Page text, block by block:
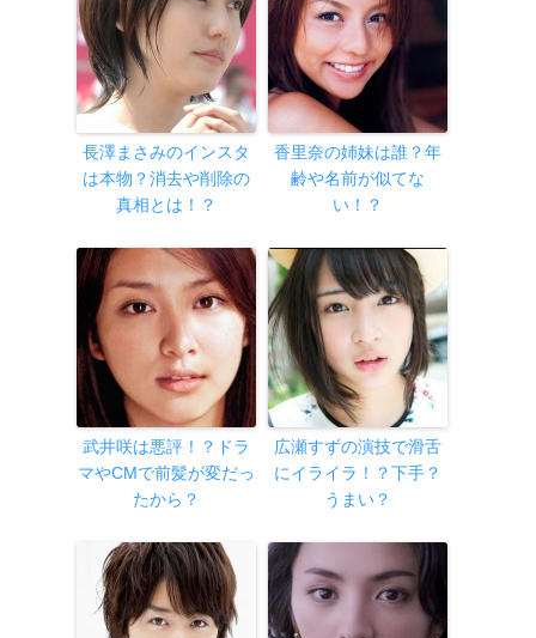
長澤まさみのインスタ
は本物？消去や削除の
真相とは！？
香里奈の姉妹は誰？年
齢や名前が似てな
い！？
武井咲は悪評！？ドラ
マやCMで前髪が変だっ
たから？
広瀬すずの演技で滑舌
にイライラ！？下手？
うまい？